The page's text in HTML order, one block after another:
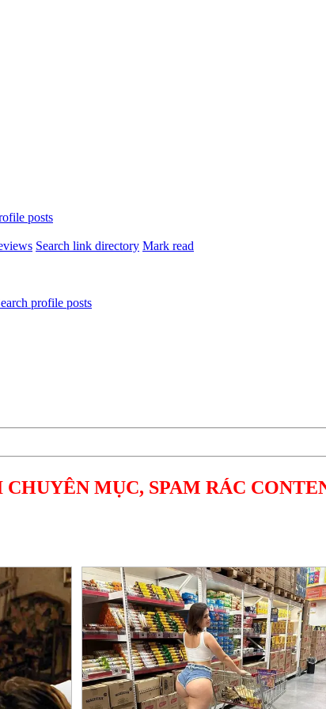
posts
Search link directory Mark read
profile posts
CHUYÊN MỤC, SPAM RÁC